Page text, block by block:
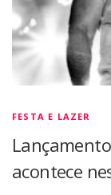
FESTA E LAZER
acontece